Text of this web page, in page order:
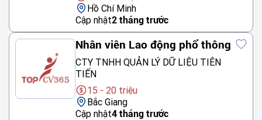
Hồ Chí Minh
Cập nhật2 tháng trước
Nhân viên Lao động phổ thông
CTY TNHH QUẢN LÝ DỮ LIỆU TIÊN
TIẾN
15 - 20 triệu
Bắc Giang
Cập nhật4 tháng trước